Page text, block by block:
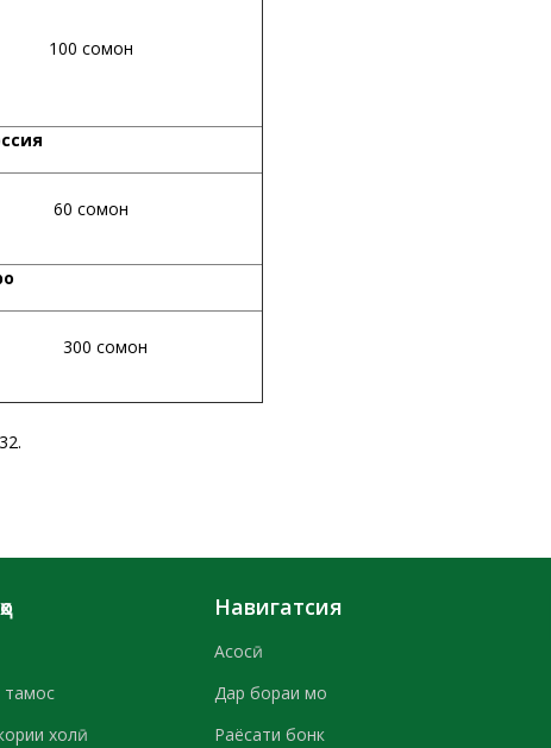
100 сомонӣ
60 сомонӣ
300 сомонӣ
тамос
холӣ
Навигатсия
Асосӣ
Дар бораи мо
Раёсати бонк